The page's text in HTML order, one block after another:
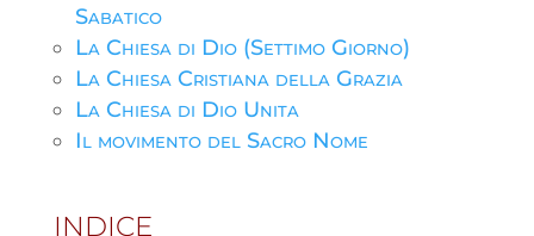
Sabatico
La Chiesa di Dio (Settimo Giorno)
La Chiesa Cristiana della Grazia
La Chiesa di Dio Unita
Il movimento del Sacro Nome
INDICE